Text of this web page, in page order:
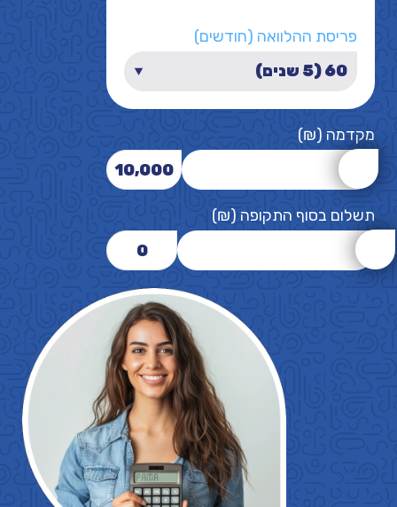
פריסת ההלוואה (חודשים)
מקדמה (₪)
10,000
תשלום בסוף התקופה (₪)
0